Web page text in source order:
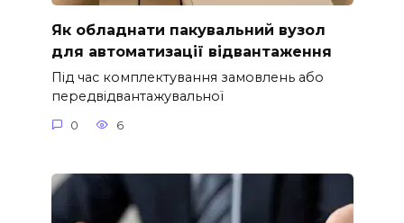
Як обладнати пакувальний вузол
для автоматизації відвантаження
Під час комплектування замовлень або
передвідвантажувальної
0 6